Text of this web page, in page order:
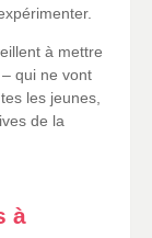
à mettre
qui ne vont
les jeunes,
de la
à